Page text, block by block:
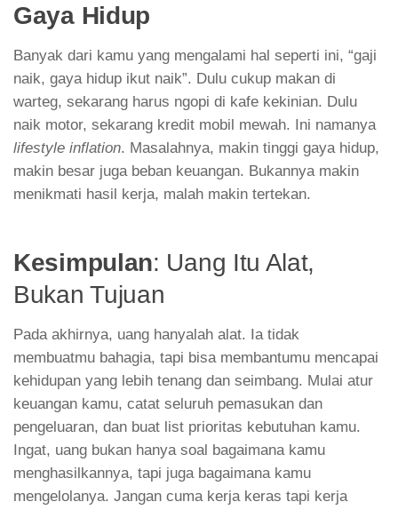
Gaya Hidup
Banyak dari kamu yang mengalami hal seperti ini, “gaji
naik, gaya hidup ikut naik”. Dulu cukup makan di
warteg, sekarang harus ngopi di kafe kekinian. Dulu
naik motor, sekarang kredit mobil mewah. Ini namanya
lifestyle inflation. Masalahnya, makin tinggi gaya hidup,
makin besar juga beban keuangan. Bukannya makin
menikmati hasil kerja, malah makin tertekan.
Kesimpulan: Uang Itu Alat,
Bukan Tujuan
Pada akhirnya, uang hanyalah alat. Ia tidak
membuatmu bahagia, tapi bisa membantumu mencapai
kehidupan yang lebih tenang dan seimbang. Mulai atur
keuangan kamu, catat seluruh pemasukan dan
pengeluaran, dan buat list prioritas kebutuhan kamu.
Ingat, uang bukan hanya soal bagaimana kamu
menghasilkannya, tapi juga bagaimana kamu
mengelolanya. Jangan cuma kerja keras tapi kerja